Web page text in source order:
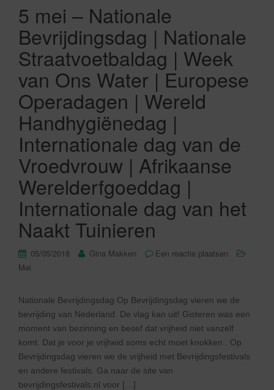
5 mei – Nationale
Bevrijdingsdag | Nationale
Straatvoetbaldag | Week
van Ons Water | Europese
Operadagen | Wereld
Handhygiënedag |
Internationale dag van de
Vroedvrouw | Afrikaanse
Werelderfgoeddag |
Internationale dag van het
Naakt Tuinieren
05/05/2018 Gina Makken
Een reactie plaatsen
Mei
Nationale Bevrijdingsdag Op Bevrijdingsdag vieren we de
bevrijding van Nederland. De vlag kan uit! Gisteren was een
moment van bezinning en besef dat vrijheid niet vanzelf
komt. Dat je voor je vrijheid soms echt moet knokken . Op
Bevrijdingsdag vieren we de vrijheid met Bevrijdingsfestivals
en andere festivals. Ga naar de site van
bevrijdingsfestivals.nl voor […]